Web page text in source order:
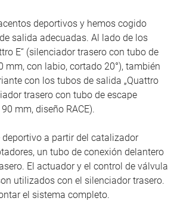
deportivos y hemos cogido
salida adecuadas. Al lado de los
E“ (silenciador trasero con tubo de
mm, con labio, cortado 20°), también
con los tubos de salida „Quattro
trasero con tubo de escape
mm, diseño RACE).
deportivo a partir del catalizador
un tubo de conexión delantero
El actuador y el control de válvula
utilizados con el silenciador trasero.
el sistema completo.